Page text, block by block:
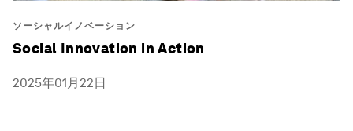
ソーシャルイノベーション
Social Innovation in Action
2025年01月22日